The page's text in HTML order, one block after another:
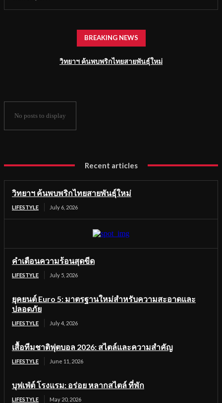
BREAKING NEWS
วิทยาฯ ค้นพบพริกไทยสายพันธุ์ใหม่
No posts to display
Recent articles
วิทยาฯ ค้นพบพริกไทยสายพันธุ์ใหม่
LIFESTYLE July 6, 2026
คำเตือนความร้อนสุดขีด
LIFESTYLE July 5, 2026
ยุคยนต์ Euro 5: มาตรฐานใหม่สำหรับความสะอาดและ
ปลอดภัย
LIFESTYLE July 4, 2026
เสื้อทีมชาติฟุตบอล 2026: สไตล์และความสำคัญ
LIFESTYLE June 11, 2026
บุฟเฟ่ต์ โรงแรม: อร่อย หลากสไตล์ ที่พัก
LIFESTYLE May 20, 2026